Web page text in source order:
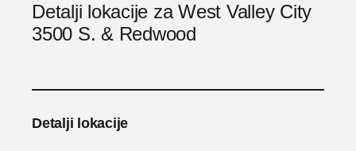
Detalji lokacije za West Valley City
3500 S. & Redwood
Detalji lokacije